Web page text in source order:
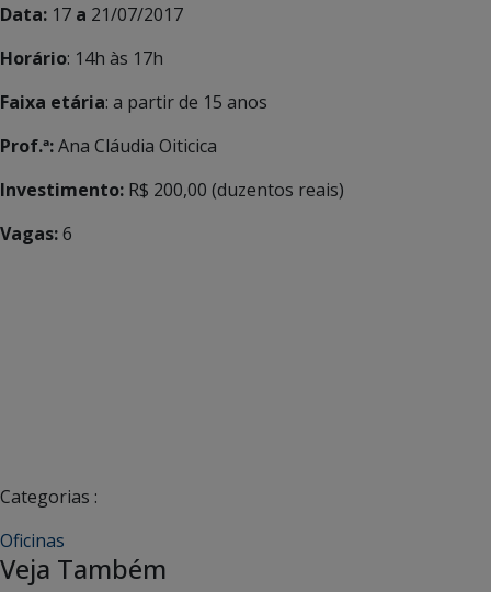
Data: 17 a 21/07/2017
Horário: 14h às 17h
Faixa etária: a partir de 15 anos
Prof.ª:Ana Cláudia Oiticica
Investimento: R$ 200,00 (duzentos reais)
Vagas:6
Categorias :
Oficinas
Veja Também